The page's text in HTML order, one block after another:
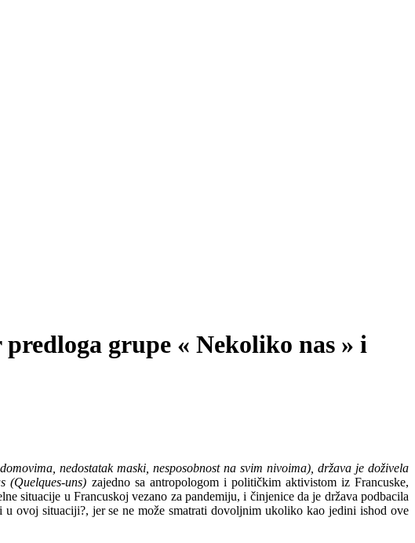
grupe « Nekoliko nas » i
nedostatak maski, nesposobnost na svim nivoima), država je doživela
(Quelques-uns) zajedno sa antropologom i političkim aktivistom iz Francuske,
situacije u Francuskoj vezano za pandemiju, i činjenice da je država podbacila
ovoj situaciji?, jer se ne može smatrati dovoljnim ukoliko kao jedini ishod ove